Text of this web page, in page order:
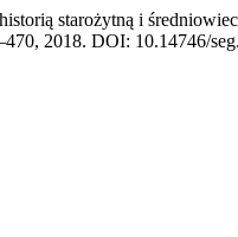
starożytną i
2018. DOI: 10.14746/